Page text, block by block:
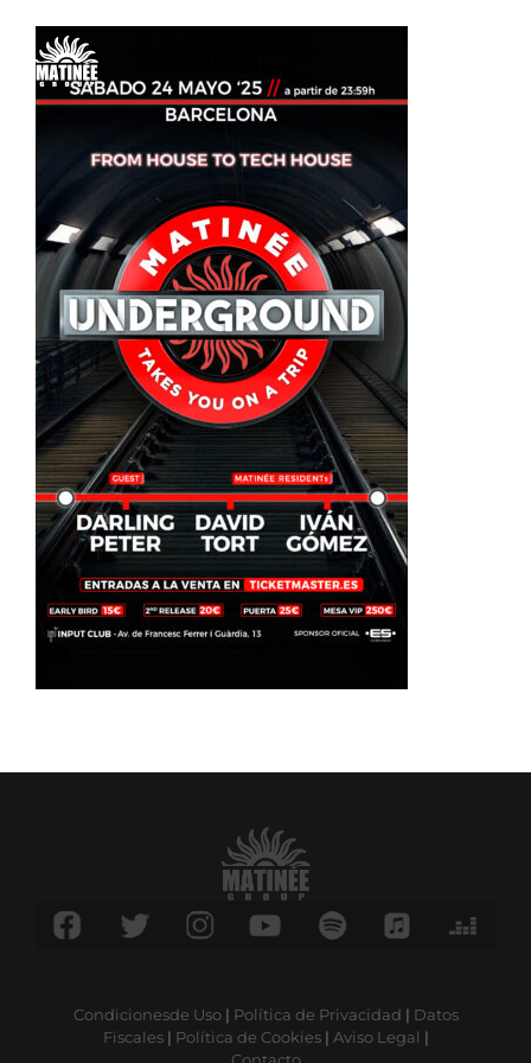
content
Condicionesde Uso| Política de Privacidad | Datos
Fiscales| Política de Cookies| Aviso Legal |